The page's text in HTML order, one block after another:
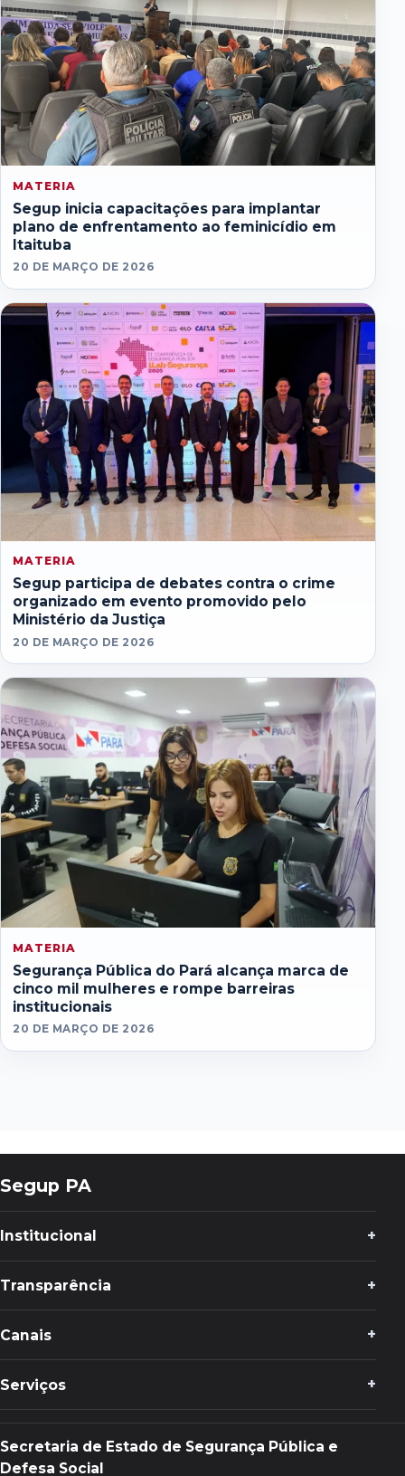
MATERIA
Segup inicia capacitações para implantar
plano de enfrentamento ao feminicídio em
Itaituba
20 DE MARÇO DE 2026
MATERIA
Segup participa de debates contra o crime
organizado em evento promovido pelo
Ministério da Justiça
20 DE MARÇO DE 2026
MATERIA
Segurança Pública do Pará alcança marca de
cinco mil mulheres e rompe barreiras
institucionais
20 DE MARÇO DE 2026
Segup PA
Institucional
Transparência
Canais
Serviços
Secretaria de Estado de Segurança Pública e
Defesa Social